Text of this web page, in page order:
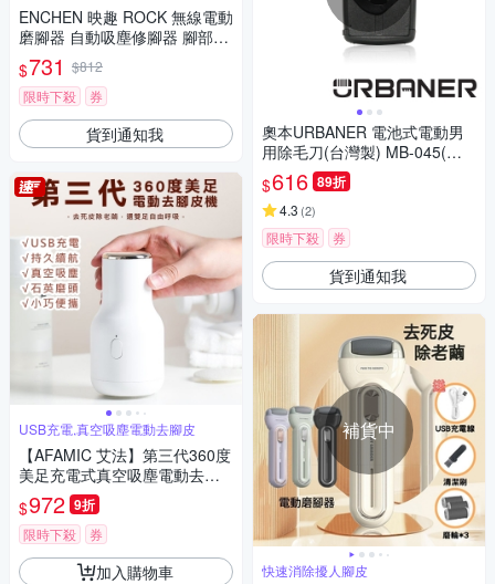
ENCHEN 映趣 ROCK 無線電動
磨腳器 自動吸塵修腳器 腳部美
足磨皮機 去腳皮機
$731 $812
限時下殺
券
貨到通知我
USB充電,真空吸塵電動去腳皮
【AFAMIC 艾法】第三代360度
美足充電式真空吸塵電動去腳
皮機(去硬皮 磨腳皮 吸入式)
$972 9折
限時下殺 券
加入購物車
奧本URBANER 電池式電動男
用除毛刀(台灣製) MB-045(黑
色)
$616 89折
4.3 (2)
限時下殺 券
貨到通知我
補貨中
快速消除擾人腳皮